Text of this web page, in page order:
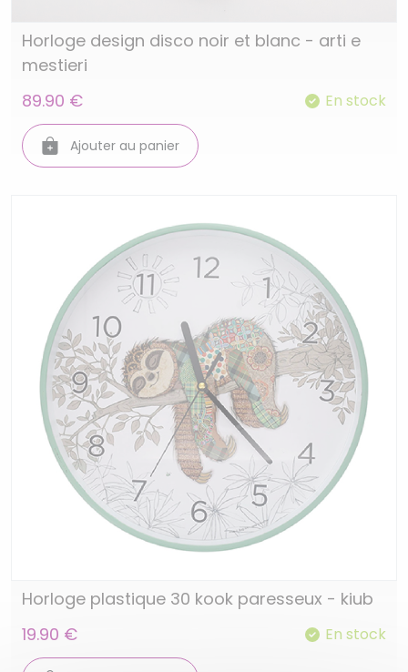
Horloge design disco noir et blanc - arti e
mestieri
89.90 €
En stock
Ajouter au panier
Horloge plastique 30 kook paresseux - kiub
19.90 €
En stock